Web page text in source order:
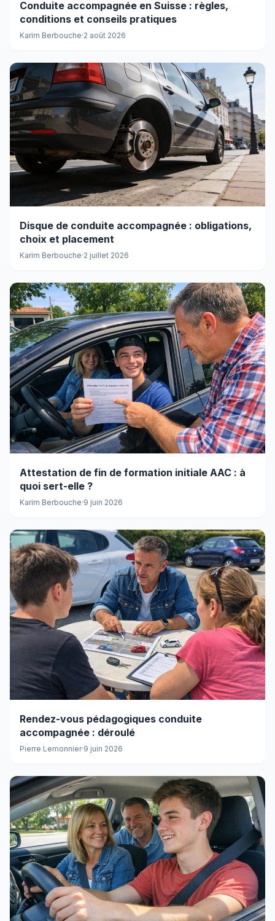
Conduite accompagnée en Suisse : règles,
conditions et conseils pratiques
Karim Berbouche·2 août 2026
Disque de conduite accompagnée : obligations,
choix et placement
Karim Berbouche·2 juillet 2026
Attestation de fin de formation initiale AAC : à
quoi sert-elle ?
Karim Berbouche·9 juin 2026
Rendez-vous pédagogiques conduite
accompagnée : déroulé
Pierre Lemonnier·9 juin 2026